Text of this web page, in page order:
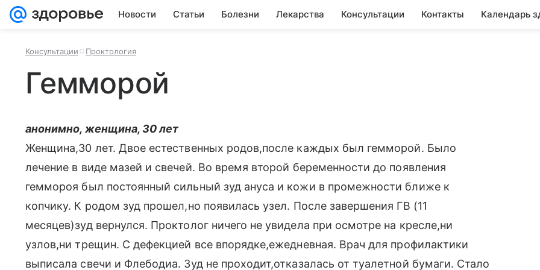
Новости Статьи Болезни Лекарства Консультации Контакты Календарь
Консультации Проктология
Гемморой
анонимно, женщина, 30 лет
Женщина,30 лет. Двое естественных родов,после каждых был гемморой. Было
лечение в виде мазей и свечей. Во время второй беременности до появления
геммороя был постоянный сильный зуд ануса и кожи в промежности ближе к
копчику. К родом зуд прошел,но появилась узел. После завершения ГВ (11
месяцев)зуд вернулся. Проктолог ничего не увидела при осмотре на кресле,ни
узлов,ни трещин. С дефекцией все впорядке,ежедневная. Врач для профилактики
выписала свечи и Флебодиа. Зуд не проходит,отказалась от туалетной бумаги. Стало